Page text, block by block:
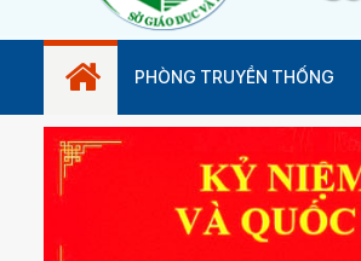
PHÒNG TRUYỀN THỐNG